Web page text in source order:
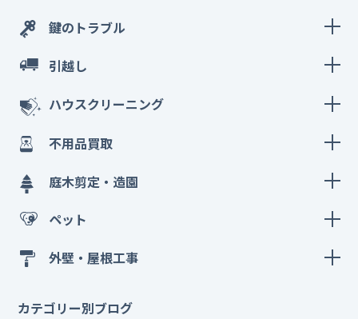
鍵のトラブル
引越し
ハウスクリーニング
不用品買取
庭木剪定・造園
ペット
外壁・屋根工事
カテゴリー別ブログ